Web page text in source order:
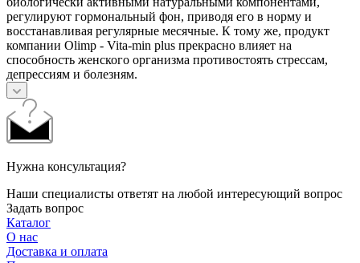
регулируют гормональный фон, приводя его в норму и
восстанавливая регулярные месячные. К тому же, продукт
компании Olimp - Vita-min plus прекрасно влияет на
способность женского организма противостоять стрессам,
депрессиям и болезням.
Нужна консультация?
Наши специалисты ответят на любой интересующий вопрос
Задать вопрос
Каталог
О нас
Доставка и оплата